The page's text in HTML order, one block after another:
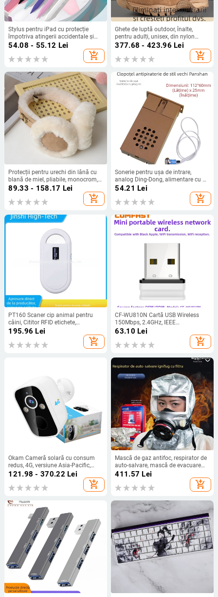
Stylus pentru iPad cu protecție
împotriva atingerii accidentale și
sensibilitate la înclinare; baterie de
90 mAh; proces OEM; include cablu
Type-C și vârf original
54.08 - 55.12 Lei
add_shopping_cart
Ghete de luptă outdoor, înalte,
pentru adulți, unisex, din nylon
respirabil, bocanci desert/taktici
377.68 - 423.96 Lei
add_shopping_cart
Protecții pentru urechi din lână cu
blană de miel, pliabile, monocrom,
pentru iarnă
89.33 - 158.17 Lei
add_shopping_cart
Sonerie pentru ușa de intrare,
analog Ding-Dong, alimentare cu 3
baterii AA (4.5V), potrivită pentru
intrare, fără funcții inteligente
54.21 Lei
add_shopping_cart
PT160 Scaner cip animal pentru
câini, Cititor RFID etichete,
Dispozitiv inteligent portabil,
Material ABS, Baterie Li-Ion, Origine
Shenzhen, Brand Gold stone high
195.96 Lei
add_shopping_cart
CF-WU810N Cartă USB Wireless
150Mbps, 2.4GHz, IEEE
802.11b/g/n, compatibil Linux
63.10 Lei
add_shopping_cart
Okam Cameră solară cu consum
redus, 4G, versiune Asia-Pacific,
pentru exterior, acces de la distanță
121.98 - 370.22 Lei
add_shopping_cart
Mască de gaz antifoc, respirator de
auto-salvare, mască de evacuare
pentru fum și incendiu, pentru uz
411.57 Lei
add_shopping_cart